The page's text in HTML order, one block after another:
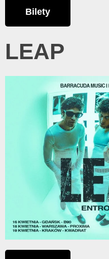
Bilety
LEAP